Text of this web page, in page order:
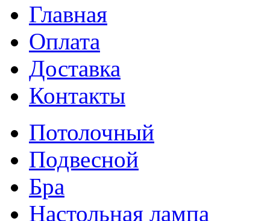
Главная
Оплата
Доставка
Контакты
Потолочный
Подвесной
Бра
Настольная лампа